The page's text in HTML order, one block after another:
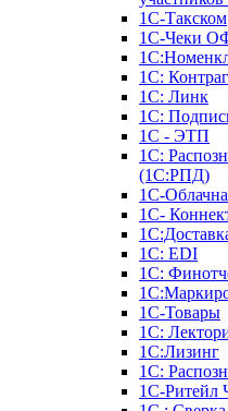
1С-Такском
1С-Чеки
1С:
1С: Линк
1С:
1С - ЭТП
1С:
(1С:РПД)
1С-
1С-
1С: EDI
1С:
1С-Товары
1С:
1С:Лизинг
1С:
1C-Ритейл